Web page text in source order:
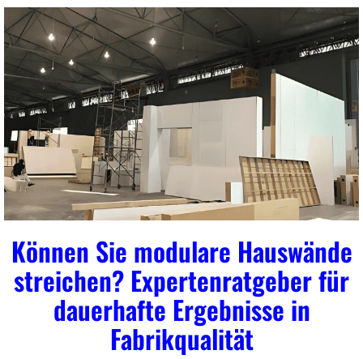
Können Sie modulare Hauswände
streichen? Expertenratgeber für
dauerhafte Ergebnisse in
Fabrikqualität